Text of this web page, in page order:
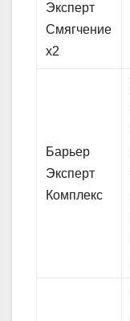
Эксперт
Смягчение
х2
Барьер
Эксперт
Комплекс